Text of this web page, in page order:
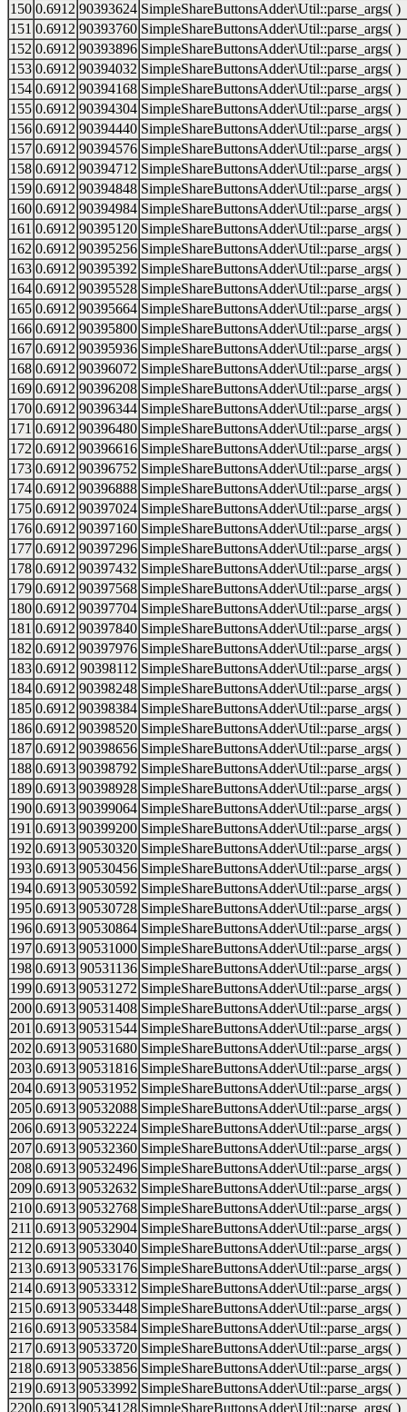
150 0.6912 90393624 SimpleShareButtonsAdder\Util::parse_args( )
151 0.6912 90393760 SimpleShareButtonsAdder\Util::parse_args( )
152 0.6912 90393896 SimpleShareButtonsAdder\Util::parse_args( )
153 0.6912 90394032 SimpleShareButtonsAdder\Util::parse_args( )
154 0.6912 90394168 SimpleShareButtonsAdder\Util::parse_args( )
155 0.6912 90394304 SimpleShareButtonsAdder\Util::parse_args( )
156 0.6912 90394440 SimpleShareButtonsAdder\Util::parse_args( )
157 0.6912 90394576 SimpleShareButtonsAdder\Util::parse_args( )
158 0.6912 90394712 SimpleShareButtonsAdder\Util::parse_args( )
159 0.6912 90394848 SimpleShareButtonsAdder\Util::parse_args( )
160 0.6912 90394984 SimpleShareButtonsAdder\Util::parse_args( )
161 0.6912 90395120 SimpleShareButtonsAdder\Util::parse_args( )
162 0.6912 90395256 SimpleShareButtonsAdder\Util::parse_args( )
163 0.6912 90395392 SimpleShareButtonsAdder\Util::parse_args( )
164 0.6912 90395528 SimpleShareButtonsAdder\Util::parse_args( )
165 0.6912 90395664 SimpleShareButtonsAdder\Util::parse_args( )
166 0.6912 90395800 SimpleShareButtonsAdder\Util::parse_args( )
167 0.6912 90395936 SimpleShareButtonsAdder\Util::parse_args( )
168 0.6912 90396072 SimpleShareButtonsAdder\Util::parse_args( )
169 0.6912 90396208 SimpleShareButtonsAdder\Util::parse_args( )
170 0.6912 90396344 SimpleShareButtonsAdder\Util::parse_args( )
171 0.6912 90396480 SimpleShareButtonsAdder\Util::parse_args( )
172 0.6912 90396616 SimpleShareButtonsAdder\Util::parse_args( )
173 0.6912 90396752 SimpleShareButtonsAdder\Util::parse_args( )
174 0.6912 90396888 SimpleShareButtonsAdder\Util::parse_args( )
175 0.6912 90397024 SimpleShareButtonsAdder\Util::parse_args( )
176 0.6912 90397160 SimpleShareButtonsAdder\Util::parse_args( )
177 0.6912 90397296 SimpleShareButtonsAdder\Util::parse_args( )
178 0.6912 90397432 SimpleShareButtonsAdder\Util::parse_args( )
179 0.6912 90397568 SimpleShareButtonsAdder\Util::parse_args( )
180 0.6912 90397704 SimpleShareButtonsAdder\Util::parse_args( )
181 0.6912 90397840 SimpleShareButtonsAdder\Util::parse_args( )
182 0.6912 90397976 SimpleShareButtonsAdder\Util::parse_args( )
183 0.6912 90398112 SimpleShareButtonsAdder\Util::parse_args( )
184 0.6912 90398248 SimpleShareButtonsAdder\Util::parse_args( )
185 0.6912 90398384 SimpleShareButtonsAdder\Util::parse_args( )
186 0.6912 90398520 SimpleShareButtonsAdder\Util::parse_args( )
187 0.6912 90398656 SimpleShareButtonsAdder\Util::parse_args( )
188 0.6913 90398792 SimpleShareButtonsAdder\Util::parse_args( )
189 0.6913 90398928 SimpleShareButtonsAdder\Util::parse_args( )
190 0.6913 90399064 SimpleShareButtonsAdder\Util::parse_args( )
191 0.6913 90399200 SimpleShareButtonsAdder\Util::parse_args( )
192 0.6913 90530320 SimpleShareButtonsAdder\Util::parse_args( )
193 0.6913 90530456 SimpleShareButtonsAdder\Util::parse_args( )
194 0.6913 90530592 SimpleShareButtonsAdder\Util::parse_args( )
195 0.6913 90530728 SimpleShareButtonsAdder\Util::parse_args( )
196 0.6913 90530864 SimpleShareButtonsAdder\Util::parse_args( )
197 0.6913 90531000 SimpleShareButtonsAdder\Util::parse_args( )
198 0.6913 90531136 SimpleShareButtonsAdder\Util::parse_args( )
199 0.6913 90531272 SimpleShareButtonsAdder\Util::parse_args( )
200 0.6913 90531408 SimpleShareButtonsAdder\Util::parse_args( )
201 0.6913 90531544 SimpleShareButtonsAdder\Util::parse_args( )
202 0.6913 90531680 SimpleShareButtonsAdder\Util::parse_args( )
203 0.6913 90531816 SimpleShareButtonsAdder\Util::parse_args( )
204 0.6913 90531952 SimpleShareButtonsAdder\Util::parse_args( )
205 0.6913 90532088 SimpleShareButtonsAdder\Util::parse_args( )
206 0.6913 90532224 SimpleShareButtonsAdder\Util::parse_args( )
207 0.6913 90532360 SimpleShareButtonsAdder\Util::parse_args( )
208 0.6913 90532496 SimpleShareButtonsAdder\Util::parse_args( )
209 0.6913 90532632 SimpleShareButtonsAdder\Util::parse_args( )
210 0.6913 90532768 SimpleShareButtonsAdder\Util::parse_args( )
211 0.6913 90532904 SimpleShareButtonsAdder\Util::parse_args( )
212 0.6913 90533040 SimpleShareButtonsAdder\Util::parse_args( )
213 0.6913 90533176 SimpleShareButtonsAdder\Util::parse_args( )
214 0.6913 90533312 SimpleShareButtonsAdder\Util::parse_args( )
215 0.6913 90533448 SimpleShareButtonsAdder\Util::parse_args( )
216 0.6913 90533584 SimpleShareButtonsAdder\Util::parse_args( )
217 0.6913 90533720 SimpleShareButtonsAdder\Util::parse_args( )
218 0.6913 90533856 SimpleShareButtonsAdder\Util::parse_args( )
219 0.6913 90533992 SimpleShareButtonsAdder\Util::parse_args( )
220 0.6913 90534128 SimpleShareButtonsAdder\Util::parse_args( )